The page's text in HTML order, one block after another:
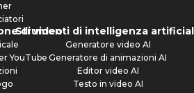
di video
YouTube
Strumenti di intelligenza
Generatore video AI
Generatore di animazioni AI
Editor video AI
Testo in video AI